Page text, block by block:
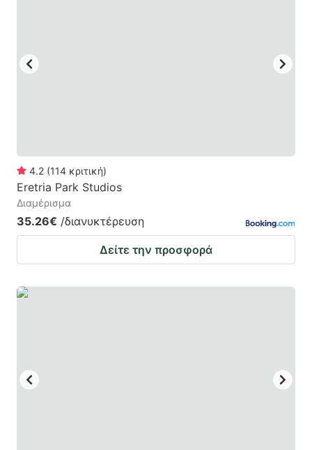
4.2 (114 κριτική)
Eretria Park Studios
Διαμέρισμα
35.26€ /διανυκτέρευση
Δείτε την προσφορά